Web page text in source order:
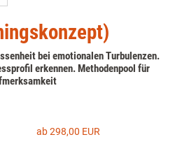
bei emotionalen Turbulenzen.
erkennen. Methodenpool für
ab 298,00 EUR